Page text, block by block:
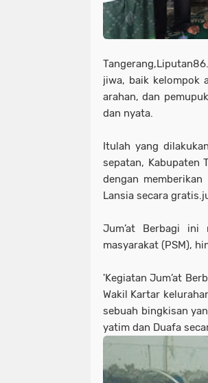
jiwa, baik kelompok
arahan, dan
dan nyata.
Itulah yang
sepatan, Kabupaten
dengan
Lansia secara
Jum’at Berbagi ini
masyarakat (PSM),
'Kegiatan Jum’at
Wakil Kartar
sebuah bingkisan
yatim dan Duafa